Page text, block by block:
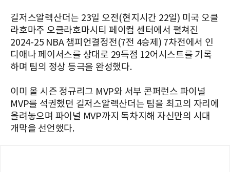
길저스알렉산더는 23일 오전(현지시간 22일) 미국 오클
라호마주 오클라호마시티 페이컴 센터에서 펼쳐진
2024-25 NBA 챔피언결정전(7전 4승제) 7차전에서 인
디애나 페이서스를 상대로 29득점 12어시스트를 기록
하며 팀의 정상 등극을 완성했다.
이미 올 시즌 정규리그 MVP와 서부 콘퍼런스 파이널
MVP를 석권했던 길저스알렉산더는 팀을 최고의 자리에
올려놓으며 파이널 MVP까지 독차지해 자신만의 시대
개막을 선언했다.